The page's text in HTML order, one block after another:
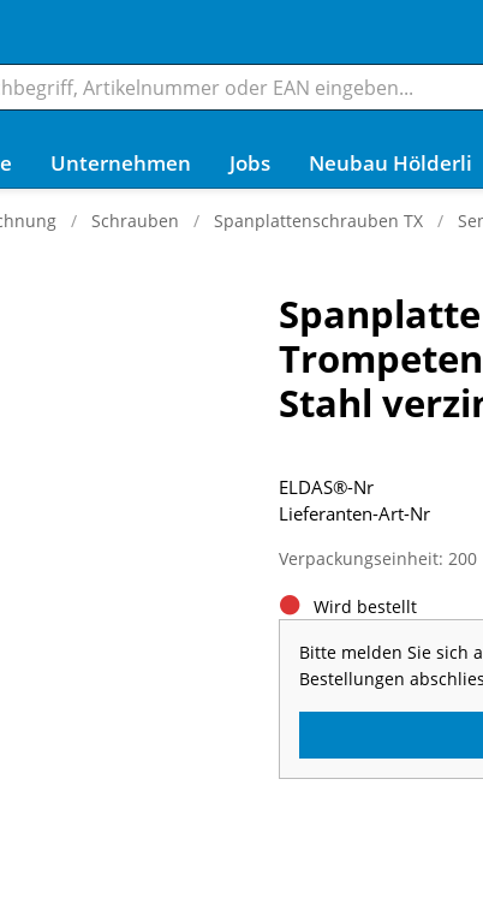
Unternehmen Jobs Neubau Hölderli
Schrauben Spanplattenschrauben TX
Stahl
Verpackungseinheit: 200
Wird bestellt
Bitte melden Sie sich
Bestellungen
ELDAS®-Nr
Lieferanten-Art-Nr